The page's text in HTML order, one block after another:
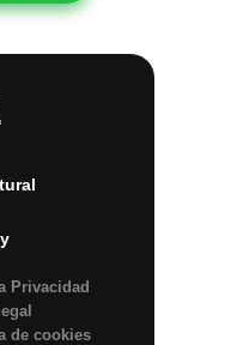
Privacidad
de сookies